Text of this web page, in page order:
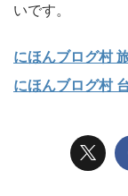
いです。
にほんブログ村
にほんブログ村